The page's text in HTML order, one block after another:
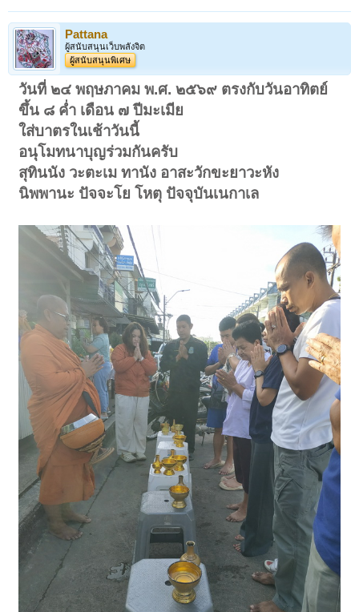
มีแต่ว่านเกสรมหามงคล และทำปฏิกิริยากับ "แม่เหล็ก" เป็นปกติของพระ
เนื้อดินกำแพงที่ประจุว่านทรงฤทธิ์ กับผ่านการเสกระดับอิทธิฤทธิ์ขั้นสูง!!!
เปิดดูไฟล์ 6671605
หลังอูมนูนสวยเป็น "หลังเบี้ย" ทุกอย่างยังสมบูรณ์เต็มร้อย ไม่กระเทาะ บิ่น
แตกซ่อม เสริมสวยใดๆ
เปิดดูไฟล์ 6671608 เปิดดูไฟล์ 6671609
ขอบอันอิ่มเอิบ
สมบูรณ์ทุกด้าน
สมเป็นตัวแทน
แห่งความมั่งคั่ง
เปิดดูไฟล์ 6671606 เปิดดูไฟล์ 6671607
มองพิศก็งามหลาย มองผาดก็
งามเหลือ ได้ส่ององค์จริงจะยิ่ง
สบายตา ไม่อยากวางกล้องลง
เปิดดูไฟล์ 6671610
เหมือนนางพญาเจ้าเสน่ห์ ชวนหลงไหลยิ่งนัก ((ขอบพระคุณหนังสือดีอีก
ครั้ง))
Pattana
ผู้สนับสนุนเว็บพลังจิต
ผู้สนับสนุนพิเศษ
วันที่ ๒๔ พฤษภาคม พ.ศ. ๒๕๖๙ ตรงกับวันอาทิตย์
ขึ้น ๘ ค่ำ เดือน ๗ ปีมะเมีย
ใส่บาตรในเช้าวันนี้
อนุโมทนาบุญร่วมกันครับ
สุทินนัง วะตะเม ทานัง อาสะวักขะยาวะหัง
นิพพานะ ปัจจะโย โหตุ ปัจจุบันเนกาเล